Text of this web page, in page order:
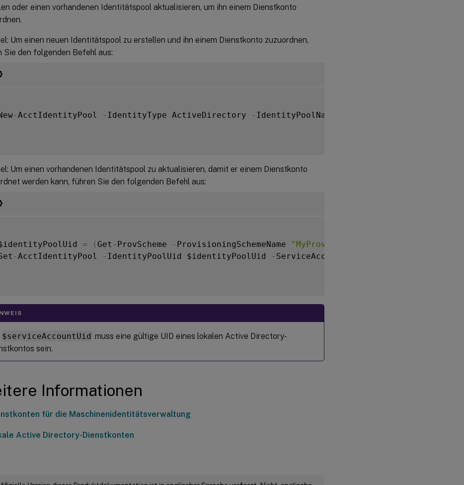
oder einen vorhandenen Identitätspool aktualisieren, um ihn einem Dienstkonto
Um einen neuen Identitätspool zu erstellen und ihn einem Dienstkonto zuzuordnen,
Sie den folgenden Befehl aus:
-AcctIdentityPool - IdentityType ActiveDirectory - IdentityPoolName MyPool
Um einen vorhandenen Identitätspool zu aktualisieren, damit er einem Dienstkonto
werden kann, führen Sie den folgenden Befehl aus:
= ( Get - ProvScheme - ProvisioningSchemeName "MyProvScheme"
-AcctIdentityPool - IdentityPoolUid $identityPoolUid - ServiceAccountUid $serviceAccountUid
$serviceAccountUid muss eine gültige UID eines lokalen Active Directory-
sein.
Informationen
für die Maschinenidentitätsverwaltung
Active Directory-Dienstkonten